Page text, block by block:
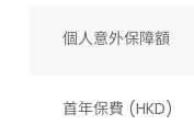
個人意外保障額
首年保費 (HKD)